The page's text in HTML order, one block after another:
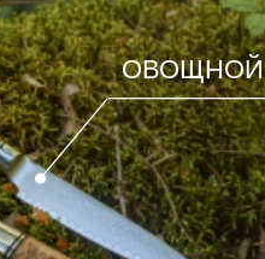
ОВОЩНОЙ